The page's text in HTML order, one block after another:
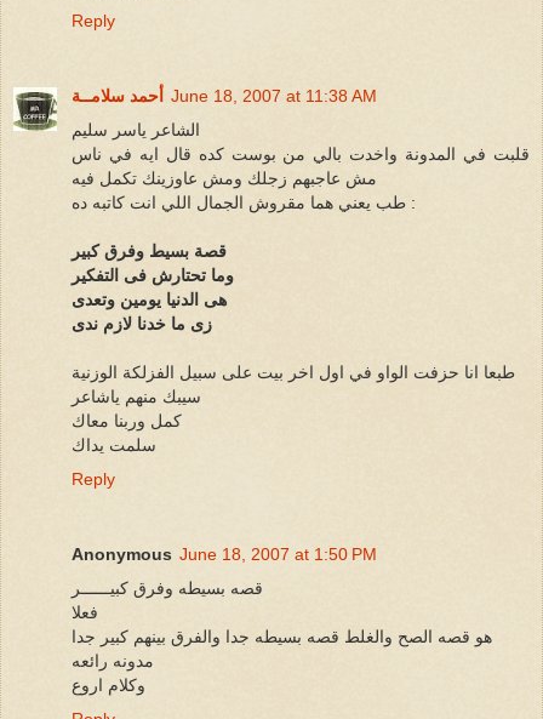
Reply
أحمد سلامــة
June 18, 2007 at 11:38 AM
الشاعر ياسر سليم
قلبت في المدونة واخدت بالي من بوست كده قال ايه في ناس
مش عاجبهم زجلك ومش عاوزينك تكمل فيه
طب يعني هما مقروش الجمال اللي انت كاتبه ده :
قصة بسيط وفرق كبير
وما تحتارش فى التفكير
هى الدنيا يومين وتعدى
زى ما خدنا لازم ندى
طبعا انا حزفت الواو في اول اخر بيت على سبيل الفزلكة الوزنية
سيبك منهم ياشاعر
كمل وربنا معاك
سلمت يداك
Reply
Anonymous June 18, 2007 at 1:50 PM
قصه بسيطه وفرق كبيــــــر
فعلا
هو قصه الصح والغلط قصه بسيطه جدا والفرق بينهم كبير جدا
مدونه رائعه
وكلام اروع